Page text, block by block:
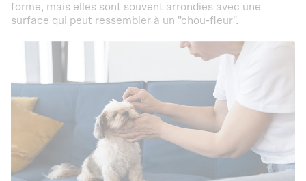
forme, mais elles sont souvent arrondies avec une
surface qui peut ressembler à un "chou-fleur".